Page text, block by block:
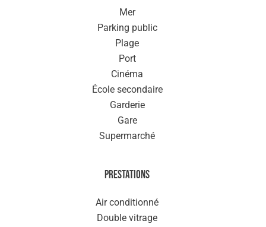
Mer
Parking public
Plage
Port
Cinéma
École secondaire
Garderie
Gare
Supermarché
Prestations
Air conditionné
Double vitrage